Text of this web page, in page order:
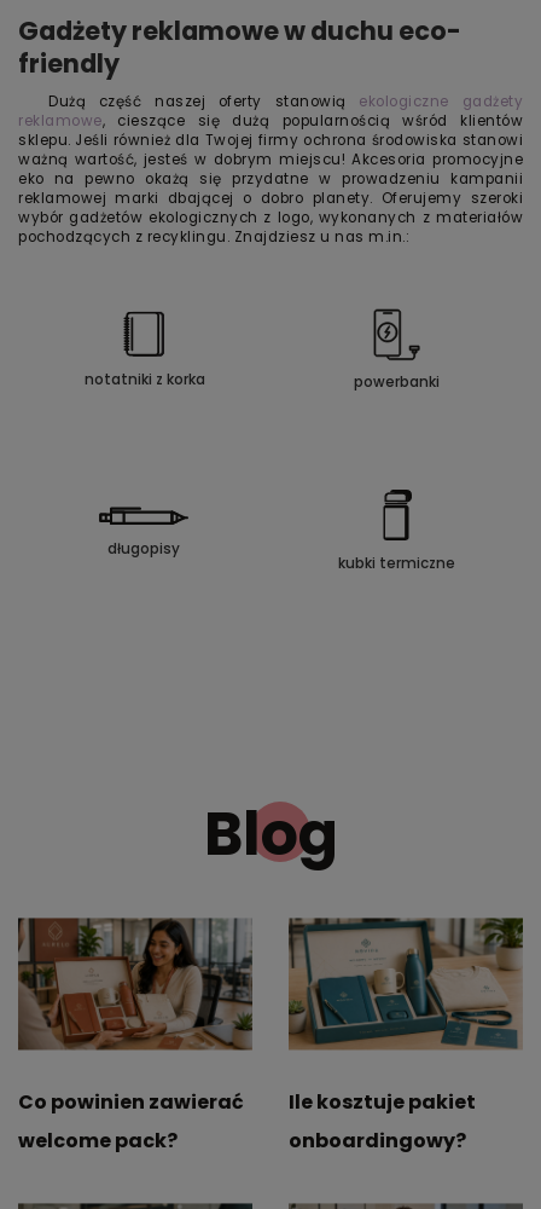
Gadżety reklamowe w duchu eco-
friendly
Dużą część naszej oferty stanowią ekologiczne gadżety
reklamowe, cieszące się dużą popularnością wśród klientów
sklepu. Jeśli również dla Twojej firmy ochrona środowiska stanowi
ważną wartość, jesteś w dobrym miejscu! Akcesoria promocyjne
eko na pewno okażą się przydatne w prowadzeniu kampanii
reklamowej marki dbającej o dobro planety. Oferujemy szeroki
wybór gadżetów ekologicznych z logo, wykonanych z materiałów
pochodzących z recyklingu. Znajdziesz u nas m.in.:
notatniki z korka powerbanki
długopisy
kubki termiczne
Blog
Co powinien zawierać
welcome pack?
Ile kosztuje pakiet
onboardingowy?